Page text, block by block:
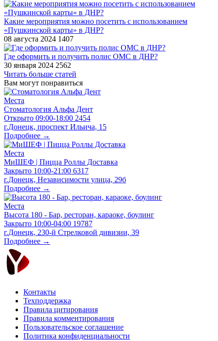
​Какие мероприятия можно посетить с использованием
«Пушкинской карты» в ДНР?
08 августа 2024 1407
​Где оформить и получить полис ОМС в ДНР?
30 января 2024 2562
Читать больше статей
Вам могут понравиться
Места
Стоматология Альфа Дент
Открыто 09:00-18:00 2454
г.Донецк, проспект Ильича, 15
Подробнее →
Места
МиШЕФ | Пицца Роллы Доставка
Закрыто 10:00-21:00 6317
г.Донецк, Независимости улица, 29б
Подробнее →
Места
Высота 180 - Бар, ресторан, караоке, боулинг
Закрыто 10:00-04:00 19787
г.Донецк, 230-й Стрелковой дивизии, 39
Подробнее →
Контакты
Техподдержка
Правила цитирования
Правила комментирования
Пользовательское соглашение
Политика конфиденциальности